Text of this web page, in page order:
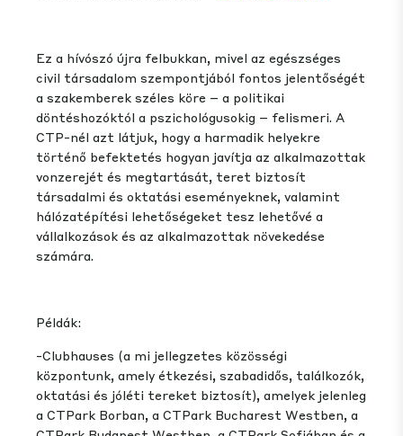
Ez a hívószó újra felbukkan, mivel az egészséges
civil társadalom szempontjából fontos jelentőségét
a szakemberek széles köre – a politikai
döntéshozóktól a pszichológusokig – felismeri. A
CTP-nél azt látjuk, hogy a harmadik helyekre
történő befektetés hogyan javítja az alkalmazottak
vonzerejét és megtartását, teret biztosít
társadalmi és oktatási eseményeknek, valamint
hálózatépítési lehetőségeket tesz lehetővé a
vállalkozások és az alkalmazottak növekedése
számára.
Példák:
-Clubhauses (a mi jellegzetes közösségi
központunk, amely étkezési, szabadidős, találkozók,
oktatási és jóléti tereket biztosít), amelyek jelenleg
a CTPark Borban, a CTPark Bucharest Westben, a